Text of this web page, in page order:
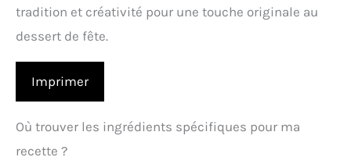
tradition et créativité pour une touche originale au
dessert de fête.
Imprimer
Où trouver les ingrédients spécifiques pour ma
recette ?